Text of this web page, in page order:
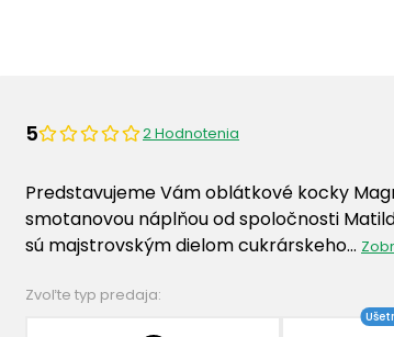
5 2 Hodnotenia
Predstavujeme Vám oblátkové kocky
smotanovou náplňou od spoločnosti
sú majstrovským dielom cukrárskeho…
Zvoľte typ predaja: